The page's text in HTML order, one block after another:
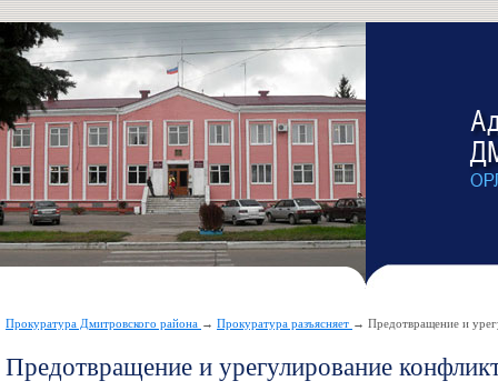
Прокуратура Дмитровского района → Прокуратура разъясняет → Предотвращение и
Предотвращение и урегулирование